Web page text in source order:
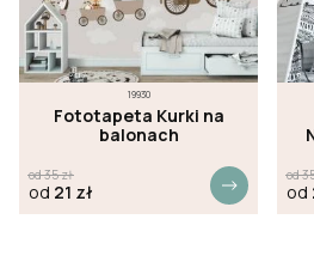
19930
Fototapeta Kurki na
balonach
od35zł
od 21 zł
od
od